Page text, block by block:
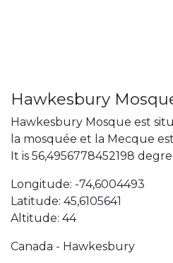
Hawkesbury
Hawkesbury Mosque est
la mosquée et la Mecque
It is 56,4956778452198
Longitude: -74,6004493
Latitude: 45,6105641
Altitude: 44
Canada - Hawkesbury